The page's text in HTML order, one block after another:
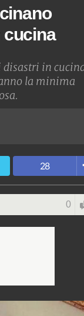
cucina
disastri in
la minima
28
0